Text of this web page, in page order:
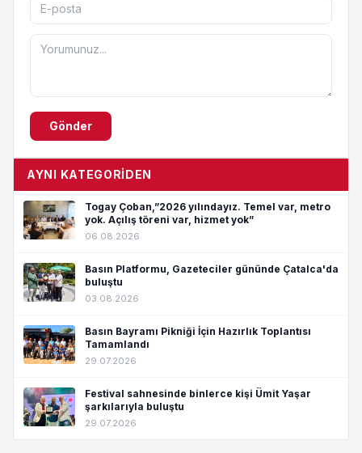
Gönder
AYNI KATEGORIDEN
Togay Çoban,”2026 yılındayız. Temel var, metro
yok. Açılış töreni var, hizmet yok”
06.08.2026
Basın Platformu, Gazeteciler gününde Çatalca'da
buluştu
03.08.2026
Basın Bayramı Pikniği İçin Hazırlık Toplantısı
Tamamlandı
29.07.2026
Festival sahnesinde binlerce kişi Ümit Yaşar
şarkılarıyla buluştu
29.07.2026